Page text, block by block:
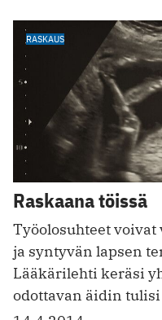
RASKAUS
Raskaana töissä
Työolosuhteet
ja syntyvän lapsen
Lääkärilehti keräsi
odottavan äidin tulisi